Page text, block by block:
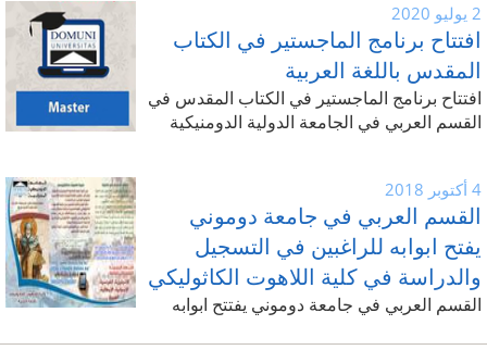
2 يوليو 2020
افتتاح برنامج الماجستير في الكتاب
المقدس باللغة العربية
افتتاح برنامج الماجستير في الكتاب المقدس في
القسم العربي في الجامعة الدولية الدومنيكية
4 أكتوبر 2018
القسم العربي في جامعة دوموني
يفتح ابوابه للراغبين في التسجيل
والدراسة في كلية اللاهوت الكاثوليكي
القسم العربي في جامعة دوموني يفتتح ابوابه